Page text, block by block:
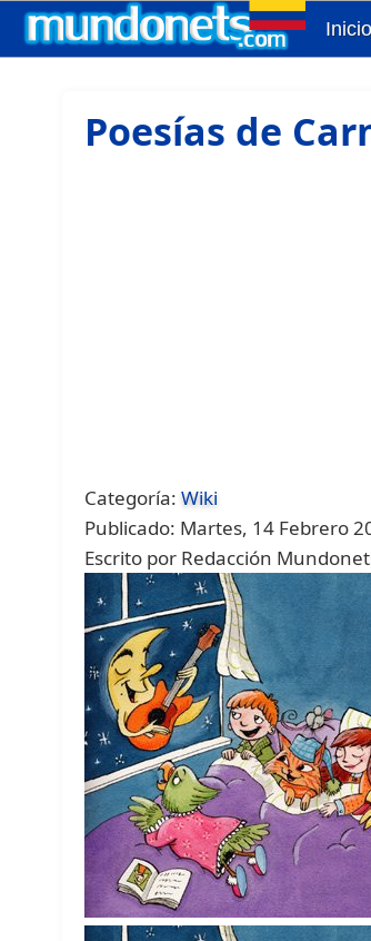
Inicio
Poesías de
Categoría:Wiki
Publicado: Martes, 14 Febrero
Escrito por Redacción